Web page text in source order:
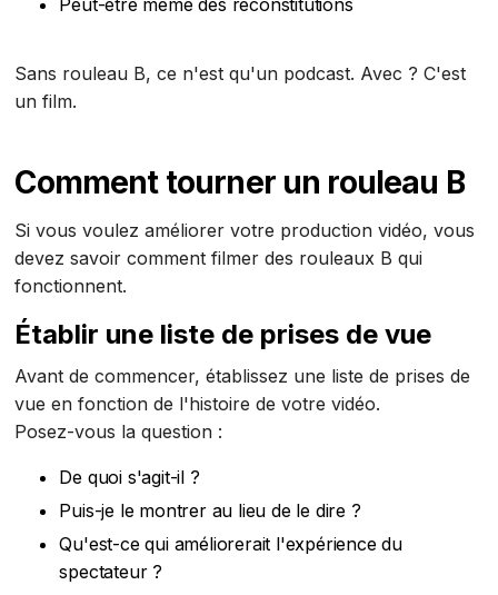
Peut-être même des reconstitutions
Sans rouleau B, ce n'est qu'un podcast. Avec ? C'est
un film.
Comment tourner un rouleau B
Si vous voulez améliorer votre production vidéo, vous
devez savoir comment filmer des rouleaux B qui
fonctionnent.
Établir une liste de prises de vue
Avant de commencer, établissez une liste de prises de
vue en fonction de l'histoire de votre vidéo.
Posez-vous la question :
De quoi s'agit-il ?
Puis-je le montrer au lieu de le dire ?
Qu'est-ce qui améliorerait l'expérience du
spectateur ?